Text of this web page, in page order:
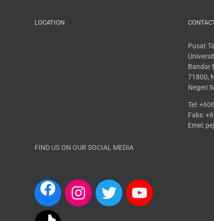
LOCATION
FIND US ON OUR SOCIAL MEDIA
Pusat
Bandar
71800,
Negeri
Tel:
Faks:
Emel: